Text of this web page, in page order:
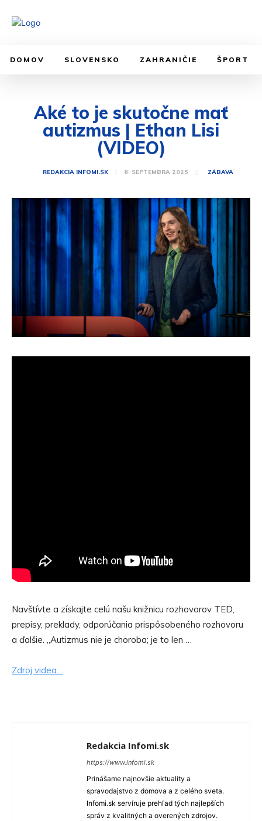
DOMOV SLOVENSKO ZAHRANIČIE ŠPORT
Aké to je skutočne mať
autizmus | Ethan Lisi
(VIDEO)
REDAKCIA INFOMI.SK 6. SEPTEMBRA 2025 ZÁBAVA
Navštívte a získajte celú našu knižnicu rozhovorov TED,
prepisy, preklady, odporúčania prispôsobeného rozhovoru
a ďalšie. „Autizmus nie je choroba; je to len …
Zdroj videa…
Redakcia Infomi.sk
https://www.infomi.sk
Prinášame najnovšie aktuality a
spravodajstvo z domova a z celého sveta.
Infomi.sk servíruje prehľad tých najlepších
správ z kvalitných a overených zdrojov.